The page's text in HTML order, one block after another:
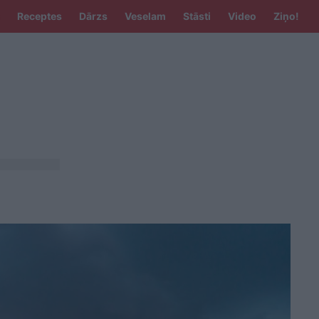
Receptes Dārzs Veselam Stāsti Video Ziņo!